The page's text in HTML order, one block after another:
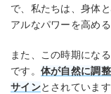
で、私たちは、身体
アルなパワーを高め
また、この時期にな
です。 体が自然に調
サインとされています